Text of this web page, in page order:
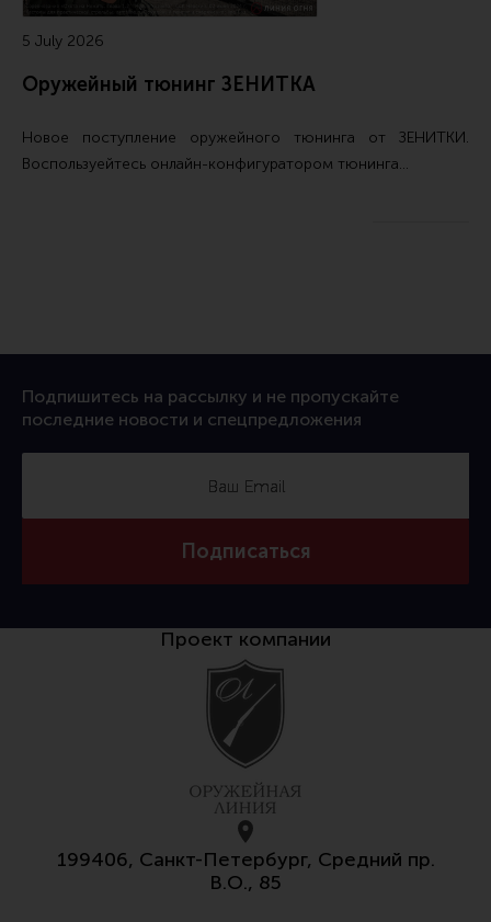
5 July 2026
Оружейный тюнинг ЗЕНИТКА
Новое поступление оружейного тюнинга от ЗЕНИТКИ.
Воспользуейтесь онлайн-конфигуратором тюнинга…
Подпишитесь на рассылку и не пропускайте
последние новости и спецпредложения
Подписаться
Проект компании
199406, Санкт-Петербург, Средний пр.
В.О., 85